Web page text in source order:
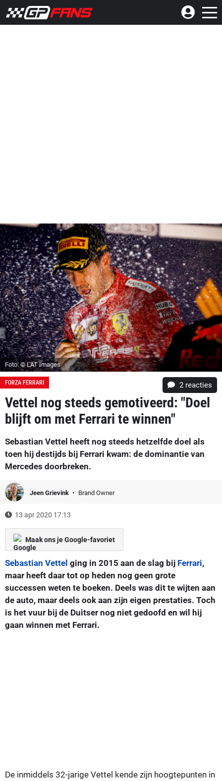
Foto: © LAT Images
FORZA FERRARI 2 reacties
Vettel nog steeds gemotiveerd: "Doel
blijft om met Ferrari te winnen"
Sebastian Vettel heeft nog steeds hetzelfde doel als
toen hij destijds bij Ferrari kwam: de dominantie van
Mercedes doorbreken.
Jeen Grievink Brand Owner
13 apr 2020 17:13
Maak ons je Google-favoriet
Sebastian Vettel ging in 2015 aan de slag bij Ferrari,
maar heeft daar tot op heden nog geen grote
successen weten te boeken. Deels was dit te wijten aan
de auto, maar deels ook aan zijn eigen prestaties. Toch
is het vuur bij de Duitser nog niet gedoofd en wil hij
gaan winnen met Ferrari.
De inmiddels 32-jarige Vettel kende zijn hoogtepunten in